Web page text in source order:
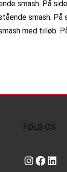
smash. På
smash.
med
FØLG OS
Instagram https://www.facebook.com/danishbeachvolleytour LinkedIn